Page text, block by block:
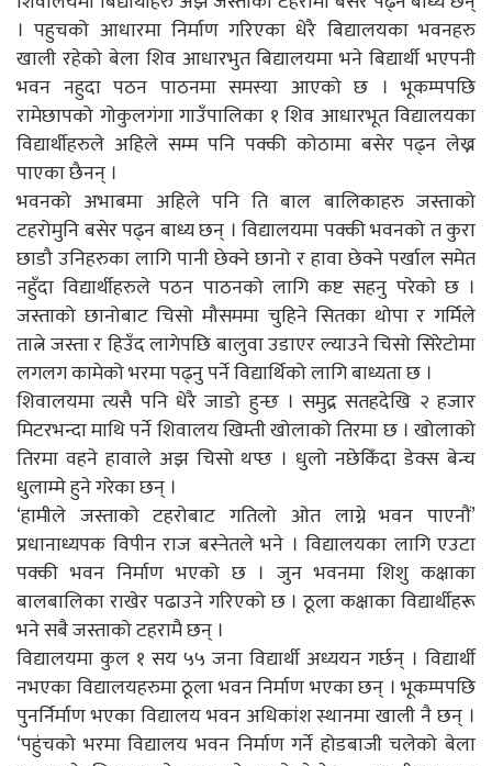
। पहुचको आधारमा निर्माण गरिएका धेरै बिद्यालयका भवनहरु
खाली रहेको बेला शिव आधारभुत बिद्यालयमा भने बिद्यार्थी भएपनी
भवन नहुदा पठन पाठनमा समस्या आएको छ । भूकम्पपछि
रामेछापको गोकुलगंगा गाउँपालिका १ शिव आधारभूत विद्यालयका
विद्यार्थीहरुले अहिले सम्म पनि पक्की कोठामा बसेर पढ्न लेख्न
पाएका छैनन् ।
भवनको अभाबमा अहिले पनि ति बाल बालिकाहरु जस्ताको
टहरोमुनि बसेर पढ्न बाध्य छन् । विद्यालयमा पक्की भवनको त कुरा
छाडौ उनिहरुका लागि पानी छेक्ने छानो र हावा छेक्ने पर्खाल समेत
नहुँदा विद्यार्थीहरुले पठन पाठनको लागि कष्ट सहनु परेको छ ।
जस्ताको छानोबाट चिसो मौसममा चुहिने सितका थोपा र गर्मिले
तात्ने जस्ता र हिउँद लागेपछि बालुवा उडाएर ल्याउने चिसो सिरेटोमा
लगलग कामेको भरमा पढ्नु पर्ने विद्यार्थिको लागि बाध्यता छ ।
शिवालयमा त्यसै पनि धेरै जाडो हुन्छ । समुद्र सतहदेखि २ हजार
मिटरभन्दा माथि पर्ने शिवालय खिम्ती खोलाको तिरमा छ । खोलाको
तिरमा वहने हावाले अझ चिसो थप्छ । धुलो नछेकिँदा डेक्स बेन्च
धुलाम्मे हुने गरेका छन् ।
‘हामीले जस्ताको टहरोबाट गतिलो ओत लाग्ने भवन पाएनौं’
प्रधानाध्यपक विपीन राज बस्नेतले भने । विद्यालयका लागि एउटा
पक्की भवन निर्माण भएको छ । जुन भवनमा शिशु कक्षाका
बालबालिका राखेर पढाउने गरिएको छ । ठूला कक्षाका विद्यार्थीहरू
भने सबै जस्ताको टहरामै छन् ।
विद्यालयमा कुल १ सय ५५ जना विद्यार्थी अध्ययन गर्छन् । विद्यार्थी
नभएका विद्यालयहरुमा ठूला भवन निर्माण भएका छन् । भूकम्पपछि
पुनर्निर्माण भएका विद्यालय भवन अधिकांश स्थानमा खाली नै छन् ।
‘पहुंचको भरमा विद्यालय भवन निर्माण गर्ने होडबाजी चलेको बेला